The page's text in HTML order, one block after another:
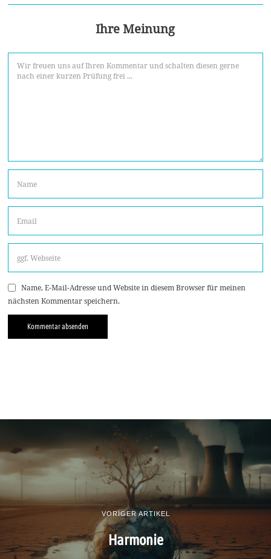
Ihre Meinung
Name, E-Mail-Adresse und Website in diesem Browser für meinen
nächsten Kommentar speichern.
VORIGER ARTIKEL
Harmonie